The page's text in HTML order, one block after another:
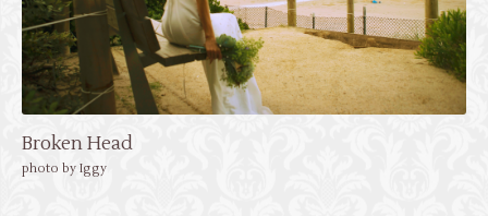
Broken Head
photo by Iggy